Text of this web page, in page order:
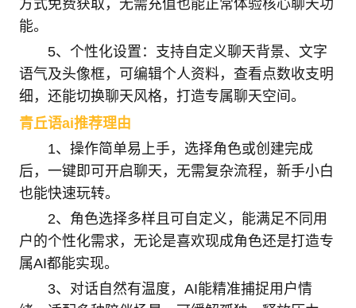
方式免费获取，无需充值也能正常体验核心聊天功
能。
5、个性化设置：支持自定义聊天背景、文字
语气及头像框，可编辑个人资料，查看点数收支明
细，还能切换聊天风格，打造专属聊天空间。
青丘语ai推荐理由
1、操作简单易上手，选择角色或创建完成
后，一键即可开启聊天，无需复杂流程，新手小白
也能快速玩转。
2、角色选择多样且可自定义，能满足不同用
户的个性化需求，无论是喜欢现成角色还是打造专
属AI都能实现。
3、对话自然有温度，AI能精准捕捉用户情